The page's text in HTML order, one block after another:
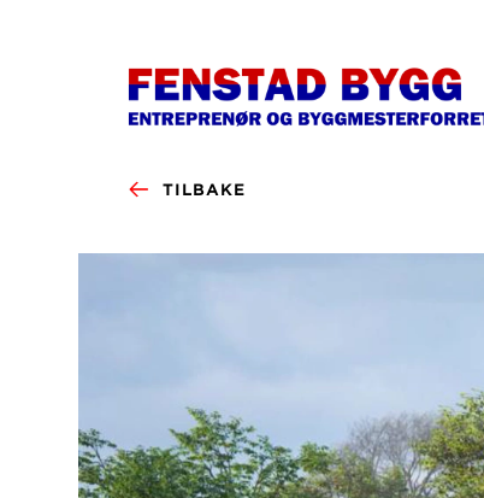
TILBAKE